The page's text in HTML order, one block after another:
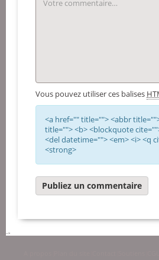
Vous pouvez utiliser ces balises
<a href="" title=""> <abbr
title=""> <b> <blockquote
<del datetime=""> <em> <i> <q
<strong>
-->